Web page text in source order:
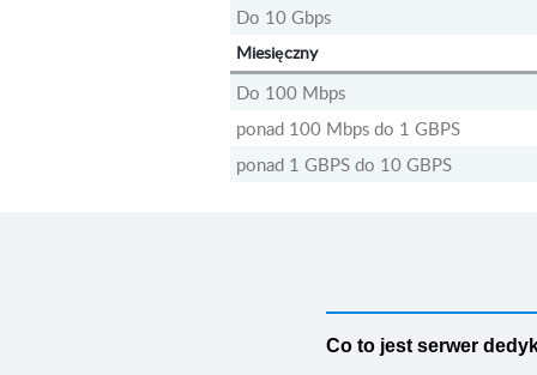
Do 10 Gbps
Miesięczny
Do 100 Mbps
ponad 100 Mbps do 1 GBPS
ponad 1 GBPS do 10 GBPS
Co to jest serwer